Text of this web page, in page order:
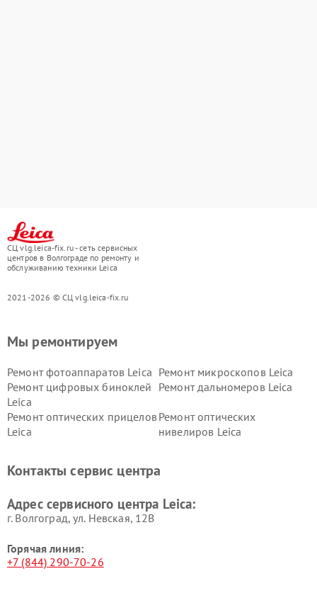
СЦ vlg.leica-fix.ru - сеть сервисных
центров в Волгограде по ремонту и
обслуживанию техники Leica
2021-2026 © СЦ vlg.leica-fix.ru
Мы ремонтируем
Ремонт фотоаппаратов Leica Ремонт микроскопов Leica
Ремонт цифровых биноклей
Leica
Ремонт дальномеров Leica
Ремонт оптических прицелов
Leica
Ремонт оптических
нивелиров Leica
Контакты сервис центра
Адрес сервисного центра Leica:
г. Волгоград, ул. Невская, 12В
Горячая линия:
+7 (844) 290-70-26